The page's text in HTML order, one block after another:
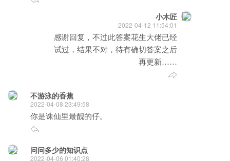
小木匠
2022-04-12 11:54:01
感谢回复，不过此答案花生大佬已经
试过，结果不对，待有确切答案之后
再更新……
不游泳的香蕉
2022-04-08 23:49:58
你是诛仙里最靓的仔。
问问多少的知识点
2022-04-06 01:40:28